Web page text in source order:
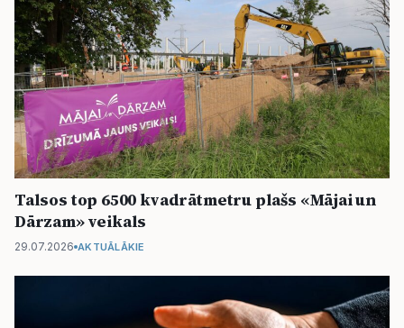
Talsos top 6500 kvadrātmetru plašs «Mājai un
Dārzam» veikals
29.07.2026 AKTUĀLĀKIE